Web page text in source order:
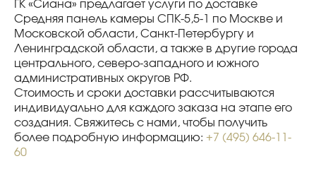
ГК «Сиана» предлагает услуги по доставке
Средняя панель камеры СПК-5,5-1 по Москве и
Московской области, Санкт-Петербургу и
Ленинградской области, а также в другие города
центрального, северо-западного и южного
административных округов РФ.
Стоимость и сроки доставки рассчитываются
индивидуально для каждого заказа на этапе его
создания. Свяжитесь с нами, чтобы получить
более подробную информацию: +7 (495) 646-11-
60